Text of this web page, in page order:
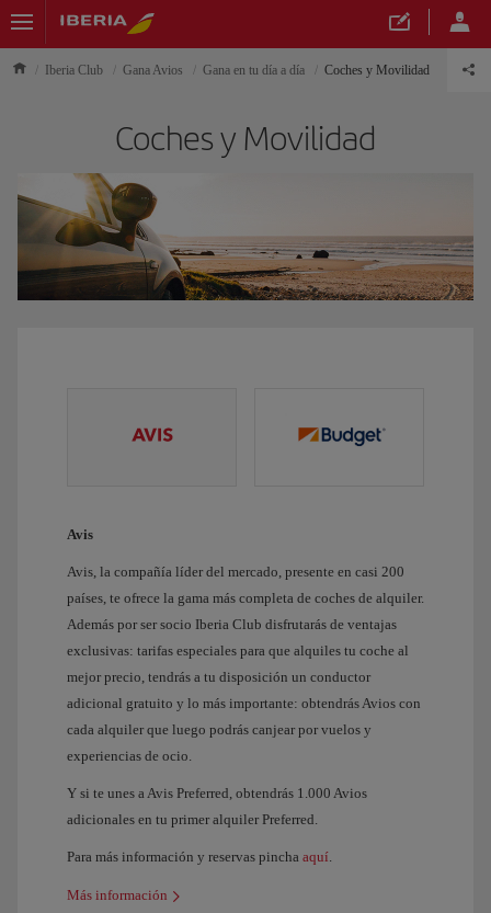
Iberia Club Gana Avios Gana en tu día a día Coches y Movilidad
Coches y Movilidad
Avis
Avis, la compañía líder del mercado, presente en casi 200
países, te ofrece la gama más completa de coches de alquiler.
Además por ser socio Iberia Club disfrutarás de ventajas
exclusivas: tarifas especiales para que alquiles tu coche al
mejor precio, tendrás a tu disposición un conductor
adicional gratuito y lo más importante: obtendrás Avios con
cada alquiler que luego podrás canjear por vuelos y
experiencias de ocio.
Y si te unes a Avis Preferred, obtendrás 1.000 Avios
adicionales en tu primer alquiler Preferred.
Para más información y reservas pincha aquí.
Más información